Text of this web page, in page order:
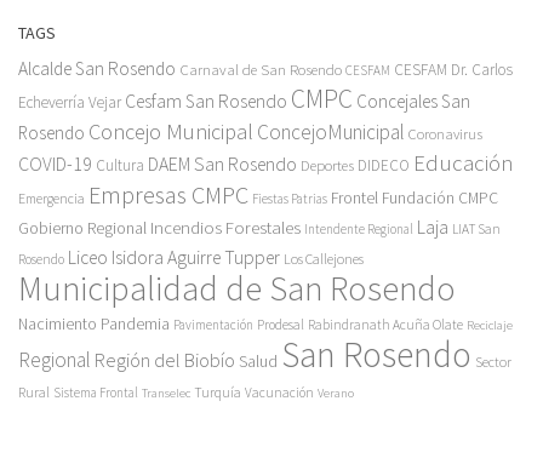
TAGS
Alcalde San Rosendo Carnaval de San Rosendo CESFAM CESFAM Dr. Carlos
Echeverría Vejar Cesfam San Rosendo CMPC Concejales San
Rosendo Concejo Municipal ConcejoMunicipal Coronavirus
COVID-19 Cultura DAEM San Rosendo Deportes DIDECO Educación
Emergencia Empresas CMPC Fiestas Patrias Frontel Fundación CMPC
Gobierno Regional Incendios Forestales Intendente Regional Laja LIAT San
Rosendo Liceo Isidora Aguirre Tupper Los Callejones
Municipalidad de San Rosendo
Nacimiento Pandemia Pavimentación Prodesal Rabindranath Acuña Olate Reciclaje
Regional Región del Biobío Salud San Rosendo Sector
Rural Sistema Frontal Transelec Turquía Vacunación Verano